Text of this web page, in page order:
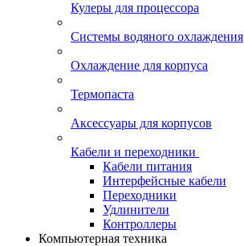
Кулеры для процессора
Системы водяного охлаждения
Охлаждение для корпуса
Термопаста
Аксессуары для корпусов
Кабели и переходники
Кабели питания
Интерфейсные кабели
Переходники
Удлинители
Контроллеры
Компьютерная техника